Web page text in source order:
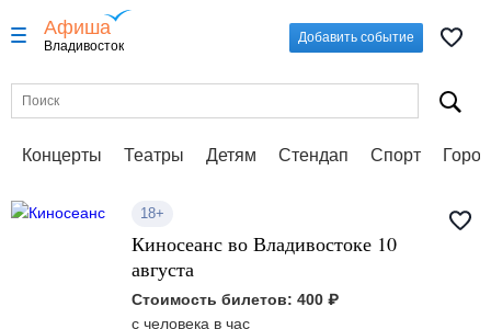
Афиша
Владивосток
Добавить событие
Концерты Театры Детям Стендап Спорт
18+
Киносеанс во Владивостоке 10
августа
Стоимость билетов: 400 ₽
с человека в час